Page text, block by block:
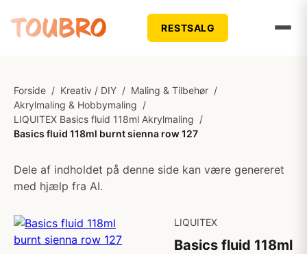
RESTSALG
Forside / Kreativ / DIY / Maling & Tilbehør /
Akrylmaling & Hobbymaling /
LIQUITEX Basics fluid 118ml Akrylmaling /
Basics fluid 118ml burnt sienna row 127
Dele af indholdet på denne side kan være genereret
med hjælp fra AI.
LIQUITEX
Basics fluid 118ml